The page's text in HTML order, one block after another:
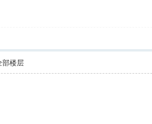
部楼层